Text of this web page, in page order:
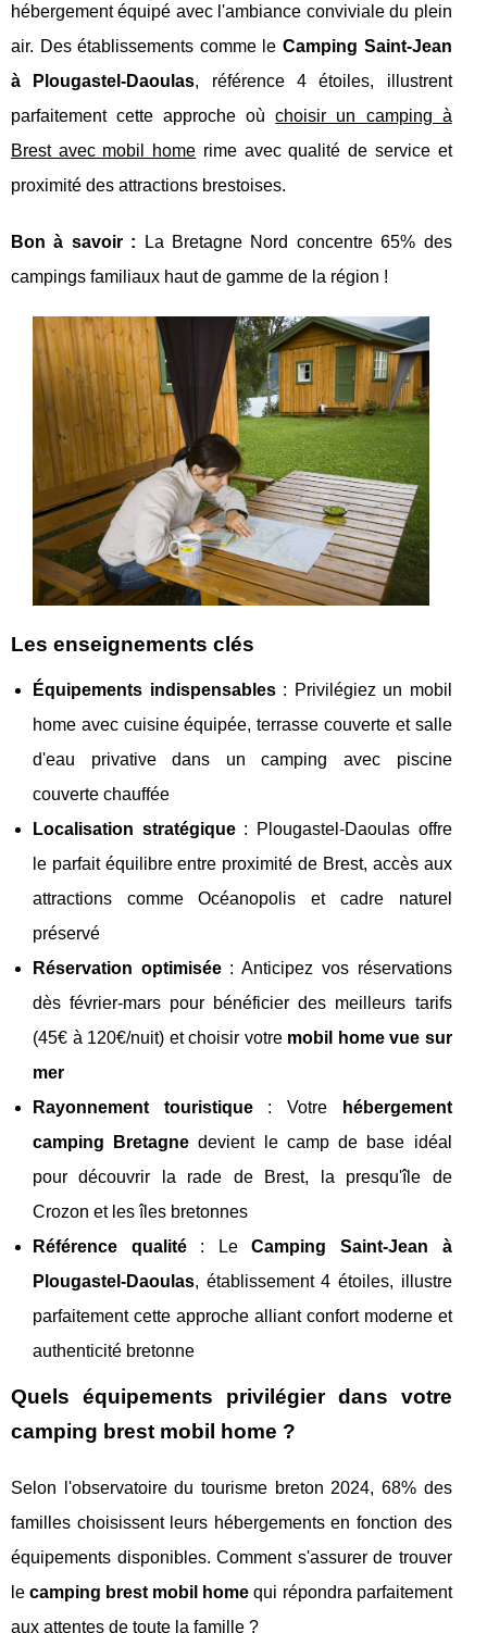
hébergement équipé avec l'ambiance conviviale du plein
air. Des établissements comme le Camping Saint-Jean
à Plougastel-Daoulas, référence 4 étoiles, illustrent
parfaitement cette approche oùchoisir un camping à
Brest avec mobil home rime avec qualité de service et
proximité des attractions brestoises.
Bon à savoir : La Bretagne Nord concentre 65% des
campings familiaux haut de gamme de la région !
Les enseignements clés
Équipements indispensables: Privilégiez un mobil
home avec cuisine équipée, terrasse couverte et salle
d'eau privative dans un camping avec piscine
couverte chauffée
Localisation stratégique: Plougastel-Daoulas offre
le parfait équilibre entre proximité de Brest, accès aux
attractions comme Océanopolis et cadre naturel
préservé
Réservation optimisée: Anticipez vos réservations
dès février-mars pour bénéficier des meilleurs tarifs
(45€ à 120€/nuit) et choisir votre mobil home vue sur
mer
Rayonnement touristique: Votre
hébergement
camping Bretagne devient le camp de base idéal
pour découvrir la rade de Brest, la presqu'île de
Crozon et les îles bretonnes
Référence qualité: LeCamping Saint-Jean à
Plougastel-Daoulas, établissement 4 étoiles, illustre
parfaitement cette approche alliant confort moderne et
authenticité bretonne
Quels équipements privilégier dans votre
camping brest mobil home ?
Selon l'observatoire du tourisme breton 2024, 68% des
familles choisissent leurs hébergements en fonction des
équipements disponibles. Comment s'assurer de trouver
lecamping brest mobil home qui répondra parfaitement
aux attentes de toute la famille ?